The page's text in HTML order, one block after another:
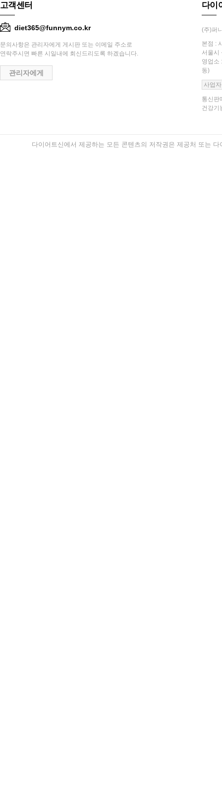
고객센터
diet365@funnym.co.kr
문의사항은 관리자에게 게시판 또는 이메일 주소로
연락주시면 빠른 시일내에 회신드리도록 하겠습니다.
관리자에게
다이
(주)퍼
본점 :
서울시
영업소
동)
사업
통신판
건강기
다이어트신에서 제공하는 모든 콘텐츠의 저작권은 제공처 또는